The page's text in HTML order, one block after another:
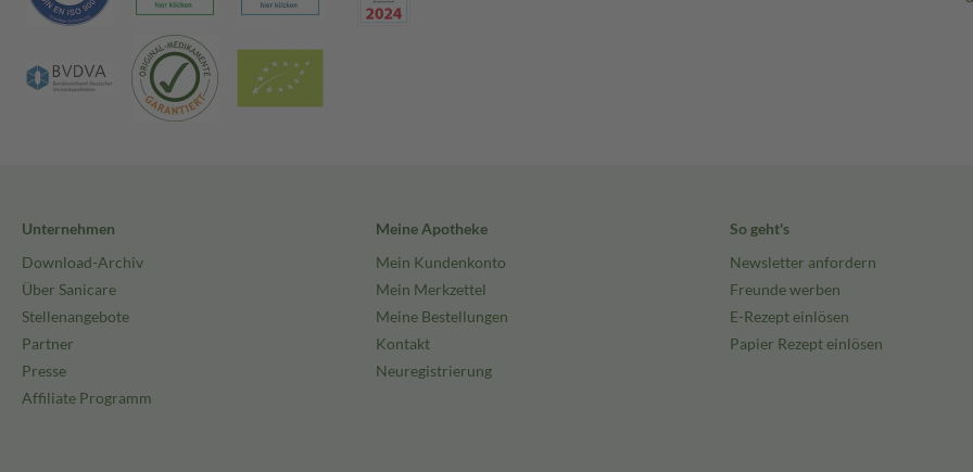
Unternehmen
Download-Archiv
Über Sanicare
Stellenangebote
Partner
Presse
Affiliate Programm
Meine Apotheke
Mein Kundenkonto
Mein Merkzettel
Meine Bestellungen
Kontakt
Neuregistrierung
So geht's
Newsletter anfordern
Freunde werben
E-Rezept einlösen
Papier Rezept einlösen